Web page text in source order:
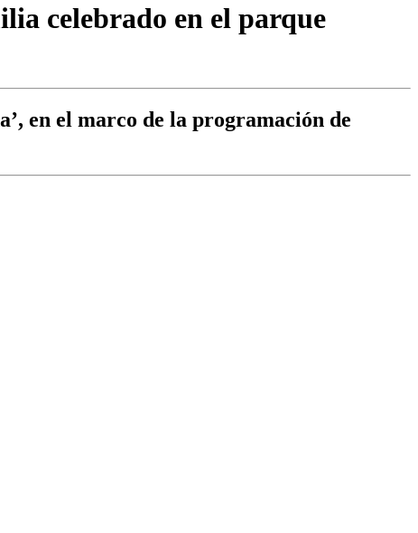
celebrado en el parque
en el marco de la programación de